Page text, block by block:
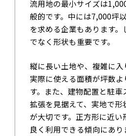
流用地の最小サイズは
般的です。中には7,000坪
を求める企業もあります
でなく形状も重要です。
縦に長い土地や、複雑に入
実際に使える面積が坪数
す。また、建物配置と駐車
拡張を見据えて、実地で形
が大切です。正方形に近
良く利用できる傾向にあり